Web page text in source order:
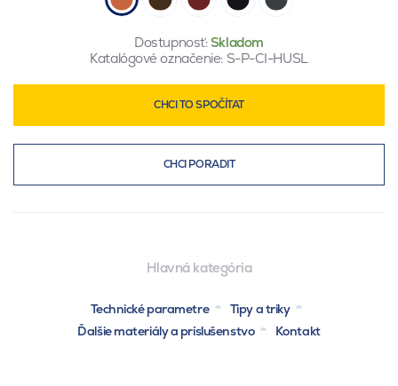
Dostupnosť:Skladom
Katalógové označenie: S-P-CI-HUSL
CHCI TO SPOČÍTAT
CHCI PORADIT
Hlavná kategória
Technické parametre
Tipy a triky
Ďalšie materiály a príslušenstvo
Kontakt